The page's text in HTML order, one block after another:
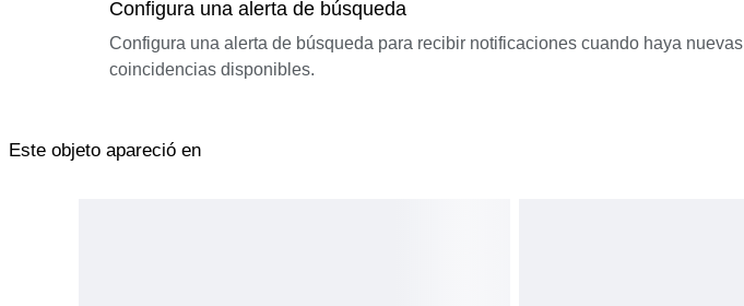
Configura una alerta de búsqueda
Configura una alerta de búsqueda para recibir notificaciones cuando haya nuevas
coincidencias disponibles.
Este objeto apareció en